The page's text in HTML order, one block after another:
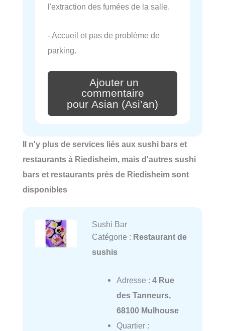
l'extraction des fumées de la salle.
- Accueil et pas de problème de
parking.
Ajouter un
commentaire
pour Asian (Asi’an)
Il n'y plus de services liés aux sushi bars et
restaurants à Riedisheim, mais d'autres sushi
bars et restaurants près de Riedisheim sont
disponibles
Sushi Bar
Catégorie : Restaurant de
sushis
Adresse : 4 Rue
des Tanneurs,
68100 Mulhouse
Quartier :